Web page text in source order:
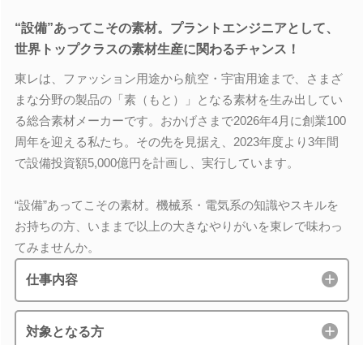
“設備”あってこその素材。プラントエンジニアとして、
世界トップクラスの素材生産に関わるチャンス！
東レは、ファッション用途から航空・宇宙用途まで、さまざ
まな分野の製品の「素（もと）」となる素材を生み出してい
る総合素材メーカーです。おかげさまで2026年4月に創業100
周年を迎える私たち。その先を見据え、2023年度より3年間
で設備投資額5,000億円を計画し、実行しています。
“設備”あってこその素材。機械系・電気系の知識やスキルを
お持ちの方、いままで以上の大きなやりがいを東レで味わっ
てみませんか。
仕事内容
対象となる方